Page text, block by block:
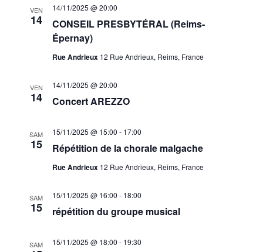
VEN
14
CONSEIL PRESBYTÉRAL (Reims-
Épernay)
14/11/2025 @ 20:00
Rue Andrieux 12 Rue Andrieux, Reims, France
VEN
14 Concert AREZZO
14/11/2025 @ 20:00
SAM
15 Répétition de la chorale malgache
15/11/2025 @ 15:00 - 17:00
Rue Andrieux 12 Rue Andrieux, Reims, France
SAM
15 répétition du groupe musical
15/11/2025 @ 16:00 - 18:00
SAM 15/11/2025 @ 18:00 - 19:30